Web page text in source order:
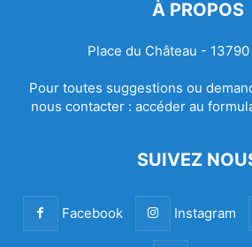
À PROPOS
Place du Château - 13790
Pour toutes suggestions ou
nous contacter : accéder au
SUIVEZ
Facebook Instagram